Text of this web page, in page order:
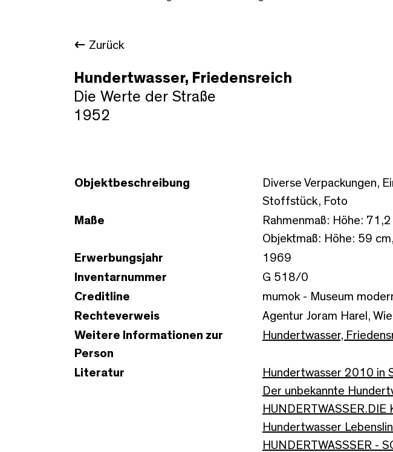
Zurück
Hundertwasser, Friedensreich
Die Werte der Straße
1952
Objektbeschreibung
Diverse Verpackungen,
Stoffstück, Foto
Maße
Rahmenmaß: Höhe:
Objektmaß: Höhe: 59
Erwerbungsjahr
1969
Inventarnummer
G 518/0
Creditline
mumok - Museum
Rechteverweis
Agentur Joram Harel,
Weitere Informationen zur
Person
Hundertwasser,
Literatur
Hundertwasser 2010 in
Der unbekannte
HUNDERTWASSER.DIE
Hundertwasser
HUNDERTWASSSER -